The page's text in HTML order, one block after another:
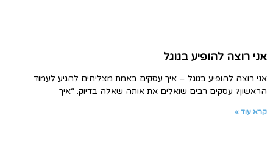
אני רוצה להופיע בגוגל
אני רוצה להופיע בגוגל – איך עסקים באמת מצליחים להגיע לעמוד
הראשון? עסקים רבים שואלים את אותה שאלה בדיוק: “איך
קרא עוד »